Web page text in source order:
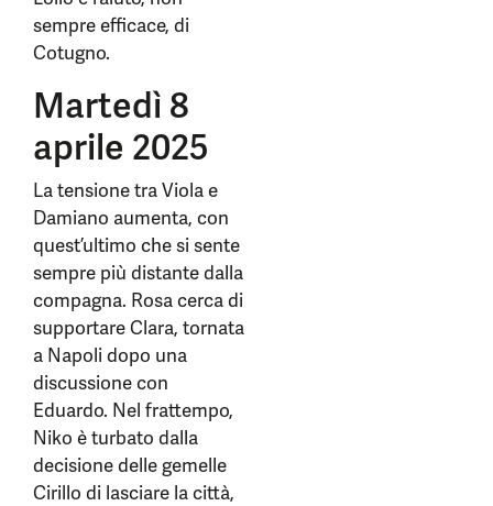
sempre efficace, di
Cotugno.
Martedì 8
aprile 2025
La tensione tra Viola e
Damiano aumenta, con
quest’ultimo che si sente
sempre più distante dalla
compagna. Rosa cerca di
supportare Clara, tornata
a Napoli dopo una
discussione con
Eduardo. Nel frattempo,
Niko è turbato dalla
decisione delle gemelle
Cirillo di lasciare la città,